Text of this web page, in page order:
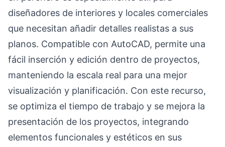
diseñadores de interiores y locales comerciales
que necesitan añadir detalles realistas a sus
planos. Compatible con AutoCAD, permite una
fácil inserción y edición dentro de proyectos,
manteniendo la escala real para una mejor
visualización y planificación. Con este recurso,
se optimiza el tiempo de trabajo y se mejora la
presentación de los proyectos, integrando
elementos funcionales y estéticos en sus